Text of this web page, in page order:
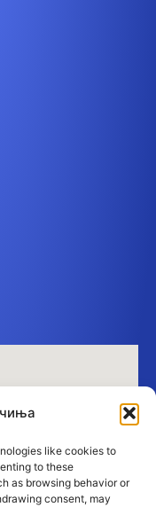
like cookies to
to these
as browsing behavior or
consent, may